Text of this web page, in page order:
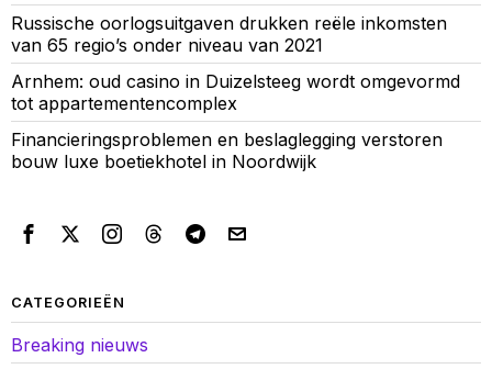
Russische oorlogsuitgaven drukken reële inkomsten
van 65 regio’s onder niveau van 2021
Arnhem: oud casino in Duizelsteeg wordt omgevormd
tot appartementencomplex
Financieringsproblemen en beslaglegging verstoren
bouw luxe boetiekhotel in Noordwijk
CATEGORIEËN
Breaking nieuws